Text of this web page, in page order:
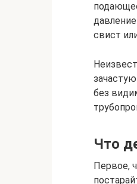
свист
без
Что
Первое,